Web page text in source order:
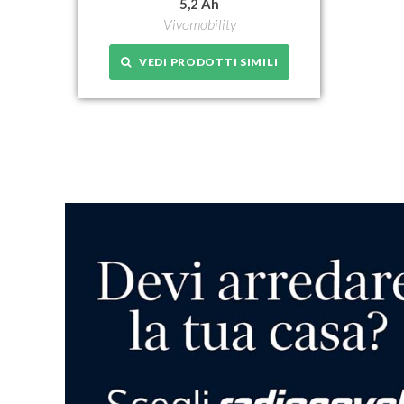
5,2 Ah
Vivomobility
VEDI PRODOTTI SIMILI